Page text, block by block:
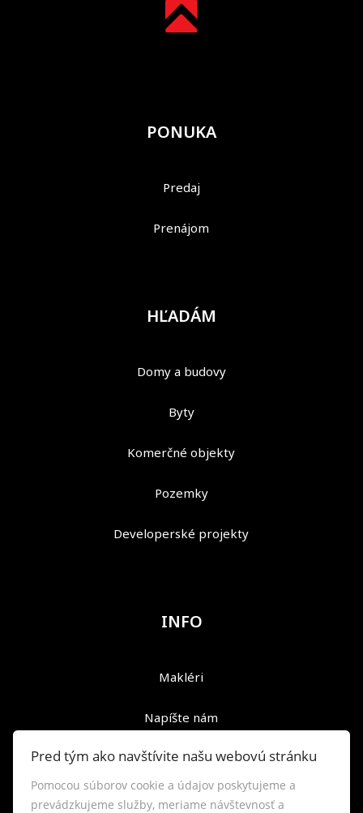
PONUKA
Predaj
Prenájom
HĽADÁM
Domy a budovy
Byty
Komerčné objekty
Pozemky
Developerské projekty
INFO
Makléri
Napíšte nám
Kontakt
Reklamačný poriadok
Pred tým ako navštívite našu webovú stránku
Pomocou súborov cookie a údajov poskytujeme a
prevádzkujeme služby, meriame návštevnosť a